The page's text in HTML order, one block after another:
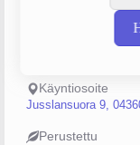
Käyntiosoite
Jusslansuora 9,
Perustettu